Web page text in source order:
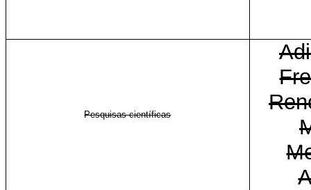
Pesquisas científicas